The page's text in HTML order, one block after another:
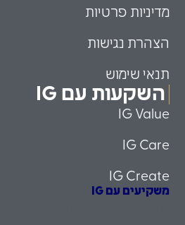
מדיניות פרטיות
הצהרת נגישות
תנאי שימוש
השקעות עם IG
IG Value
IG Care
IG Create
משקיעים עם IG